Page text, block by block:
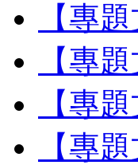
【專
【專
【專
【專